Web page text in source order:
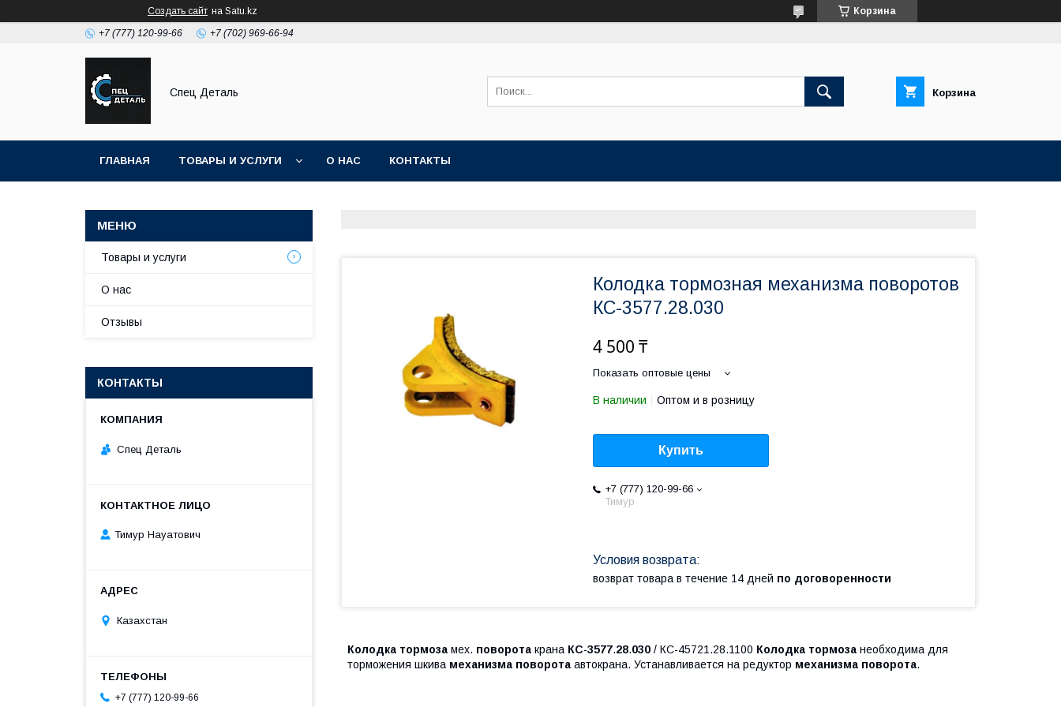
Создать сайт на Satu.kz Корзина
+7 (777) 120-99-66 +7 (702) 969-66-94
Спец Деталь Корзина
ГЛАВНАЯ ТОВАРЫ И УСЛУГИ О НАС КОНТАКТЫ
Колодка тормозная механизма поворотов
КС-3577.28.030
4 500 ₸
Показать оптовые цены
В наличии Оптом и в розницу
Купить
+7 (777) 120-99-66
Тимур
возврат товара в течение 14 дней по договоренности
Колодка тормоза мех. поворота крана КС-3577.28.030 / КС-45721.28.1100 Колодка тормоза необходима для
торможения шкива механизма поворота автокрана. Устанавливается на редуктор механизма поворота.
Товары и услуги
О нас
Отзывы
КОНТАКТЫ
Спец Деталь
Тимур Науатович
Казахстан
+7 (777) 120-99-66